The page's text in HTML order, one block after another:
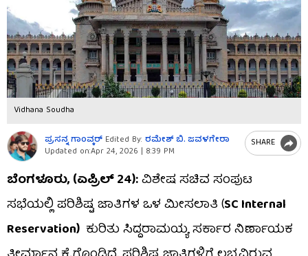
Vidhana Soudha
ಪ್ರಸನ್ನ ಗಾಂವ್ಕರ್​ Edited By: ರಮೇಶ್ ಬಿ. ಜವಳಗೇರಾ
Updated on:Apr 24, 2026 | 8:39 PM
SHARE
ಬೆಂಗಳೂರು, (ಏಪ್ರಿಲ್ 24):ವಿಶೇಷ ಸಚಿವ ಸಂಪುಟ
ಸಭೆಯಲ್ಲಿ ಪರಿಶಿಷ್ಟ ಜಾತಿಗಳ ಒಳ ಮೀಸಲಾತಿ (SC Internal
Reservation) ಕುರಿತು ಸಿದ್ದರಾಮಯ್ಯ ಸರ್ಕಾರ ನಿರ್ಣಾಯಕ